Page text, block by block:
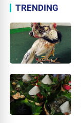
TRENDING